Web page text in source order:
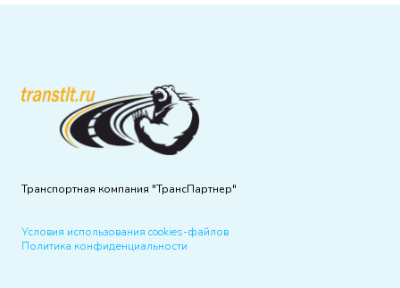
Транспортная компания "ТрансПартнер"
Условия использования cookies-файлов
Политика конфиденциальности